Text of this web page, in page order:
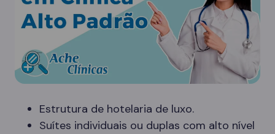
Estrutura de hotelaria de luxo.
Suítes individuais ou duplas com alto nível